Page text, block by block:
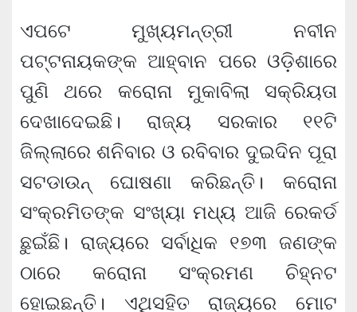
ଏପଟେ ମୁଖ୍ୟମନ୍ତ୍ରୀ ନବୀନ
ପଟ୍ଟନାୟକଙ୍କ ଆହ୍ବାନ ପରେ ଓଡ଼ିଶାରେ
ପୁଣି ଥରେ କରୋନା ମୁକାବିଲା ସକ୍ରିୟତା
ଦେଖାଦେଇଛି। ରାଜ୍ୟ ସରକାର ୧୧ଟି
ଜିଲ୍ଲାରେ ଶନିବାର ଓ ରବିବାର ଦୁଇଦିନ ପୂରା
ସଟଡାଉନ୍ ଘୋଷଣା କରିଛନ୍ତି। କରୋନା
ସଂକ୍ରମିତଙ୍କ ସଂଖ୍ୟା ମଧ୍ୟ ଆଜି ରେକର୍ଡ
ଛୁଇଁଛି। ରାଜ୍ୟରେ ସର୍ବାଧିକ ୧୭୩ ଜଣଙ୍କ
ଠାରେ କରୋନା ସଂକ୍ରମଣ ଚିହ୍ନଟ
ହୋଇଛନ୍ତି। ଏଥିସହିତ ରାଜ୍ୟରେ ମୋଟ